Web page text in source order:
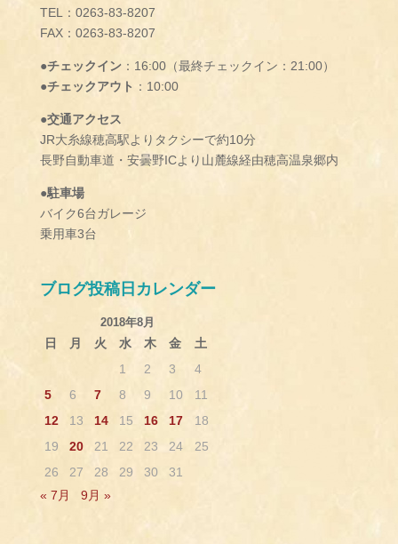
TEL：0263-83-8207
FAX：0263-83-8207
●チェックイン：16:00（最終チェックイン：21:00）
●チェックアウト ：10:00
●交通アクセス
JR大糸線穂高駅よりタクシーで約10分
長野自動車道・安曇野ICより山麓線経由穂高温泉郷内
●駐車場
バイク6台ガレージ
乗用車3台
ブログ投稿日カレンダー
2018年8月
日 月 火 水 木 金
土
1
2 3
4
5
6 7 8 9 10
11
12
13 14 15 16 17
18
19
20 21 22 23 24
25
26
27 28 29 30
31
« 7月
9月 »